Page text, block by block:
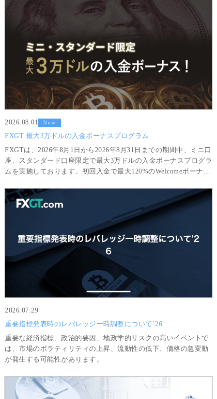
取引口座に反映されます。
2026.08.01 New
FXGT 最大3万ドルの入金ボーナスプログラム
FXGTは、2026年8月1日から2026年8月31日までの期間中、ミニ口
座、スタンダード口座限定で最大3万ドルの入金ボーナスプログラ
ムを実施しております。初回入金で最大120%のWelcomeボーナス
けます。
2026.07.29
重要指標発表時のレバレッジ一時調整について’26
重要な経済指標、政治的要因、地政学的リスクの高いイベントで
は、市場のボラティリティの上昇、流動性の低下、価格の急変動
が発生する可能性があります。